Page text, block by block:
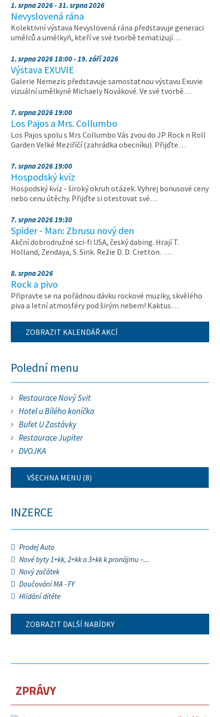
1. srpna 2026 - 31. srpna 2026
Nevyslovená rána
Kolektivní výstava Nevyslovená rána představuje generaci
umělců a umělkyň, kteří ve své tvorbě tematizují…
1. srpna 2026 18:00 - 19. září 2026
Výstava EXUVIE
Galerie Nemezis představuje samostatnou výstavu Exuvie
vizuální umělkyně Michaely Novákové. Ve své tvorbě…
7. srpna 2026 19:00
Los Pajos a Mrs. Collumbo
Los Pajos spolu s Mrs Collumbo Vás zvou do JP Rock n Roll
Garden Velké Meziříčí (zahrádka obecníku). Přijďte…
7. srpna 2026 19:00
Hospodský kvíz
Hospodský kvíz - široký okruh otázek. Vyhrej bonusové ceny
nebo cenu útěchy. Přijďte si otestovat své…
7. srpna 2026 19:30
Spider - Man: Zbrusu nový den
Akční dobrodružné sci-fi USA, český dabing. Hrají T.
Holland, Zendaya, S. Sink. Režie D. D. Cretton. …
8. srpna 2026
Rock a pivo
Připravte se na pořádnou dávku rockové muziky, skvělého
piva a letní atmosféry pod širým nebem! Kaktus…
ZOBRAZIT KALENDÁŘ AKCÍ
Polední menu
Restaurace Nový Svit
Hotel u Bílého koníčka
Bufet U Zastávky
Restaurace Jupiter
DVOJKA
VŠECHNA MENU (8)
INZERCE
Prodej Auto
Nové byty 1+kk, 2+kk a 3+kk k pronájmu –...
Nový začátek
Doučování MA - FY
Hlídání dítěte
ZOBRAZIT DALŠÍ NABÍDKY
ZPRÁVY